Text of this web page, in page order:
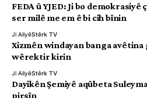
FEDA û YJED: Ji bo demokrasiyê
ser milê me em ê bi cih bînin
Ji AliyêStêrk TV
Xizmên windayan banga avêtina
wêrektir kirin
Ji AliyêStêrk TV
Dayikên Şemiyê aqûbeta
pirsîn